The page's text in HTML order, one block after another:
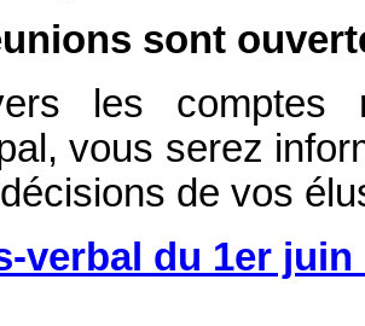
sont
les comptes
vous serez
de vos
verbal du 1er juin